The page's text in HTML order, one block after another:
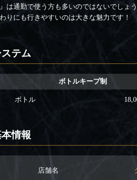
』は通勤で使う方も多いのではないでしょ
りにも行きやすいのは大きな魅力です！
テム
ボトルキープ制
ボトル
情報
店舗名